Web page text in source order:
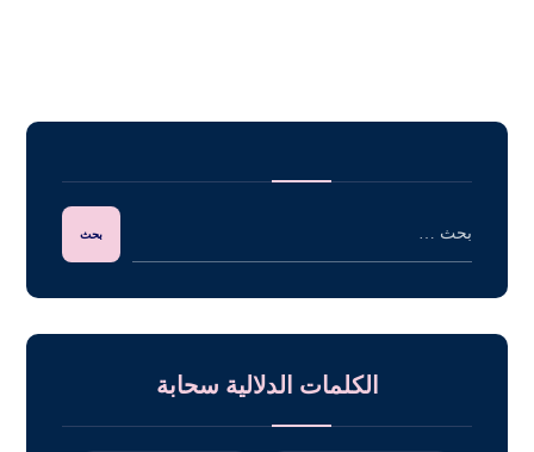
الكلمات الدلالية سحابة